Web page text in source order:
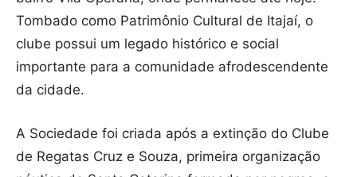
Tombado como Patrimônio Cultural de Itajaí, o
clube possui um legado histórico e social
importante para a comunidade afrodescendente
da cidade.
A Sociedade foi criada após a extinção do Clube
de Regatas Cruz e Souza, primeira organização